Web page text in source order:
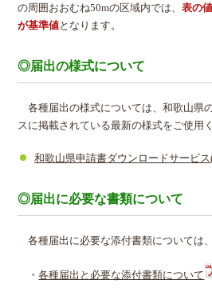
の周囲おおむね50mの区域内では、表の
が基準値となります。
◎届出の様式について
各種届出の様式については、和歌山県
スに掲載されている最新の様式をご使用
和歌山県申請書ダウンロードサービ
◎届出に必要な書類について
各種届出に必要な添付書類については
・各種届出と必要な添付書類について